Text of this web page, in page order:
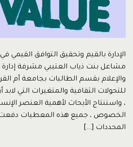
الإدارة بالقيم وتحقيق التوافق القيمي
مشاعل بنت ذياب العتيبي مشرفة إدارة
والإعلام بقسم الطالبات بجامعة أم
للتحولات الثقافية والمتغيرات التي لابد
، واستنتاج الأبحاث لأهمية العنصر
الخصوص ، جميع هذه المعطيات دفعت
المحددات […]